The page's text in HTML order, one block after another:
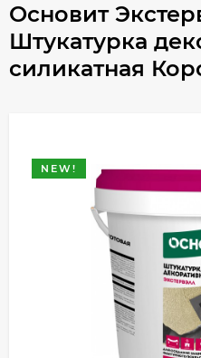
Основит
Штукатурка
силикатная
NEW!